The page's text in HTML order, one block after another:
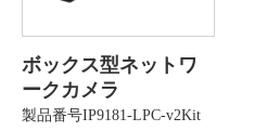
ボックス型ネットワ
ークカメラ
製品番号IP9181-LPC-v2Kit